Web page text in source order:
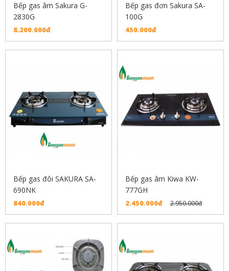
Bếp gas âm Sakura G-
2830G
8.200.000đ
Bếp gas đơn Sakura SA-
100G
450.000đ
Bếp gas đôi SAKURA SA-
690NK
840.000đ
Bếp gas âm Kiwa KW-
777GH
2.450.000đ 2.950.000đ